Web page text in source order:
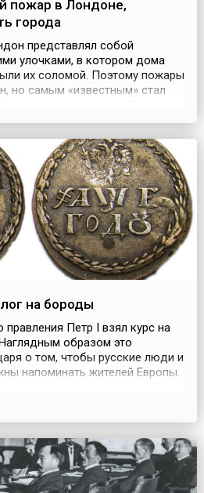
пожар в Лондоне,
города
представлял собой
улочками, в котором дома
их соломой. Поэтому пожары
но самым «известным» стал
несколько дней уничтожил
распространению огня,
на бороды
правления Петр I взял курс на
образом это
о том, чтобы русские люди и
напоминать жителей Европы.